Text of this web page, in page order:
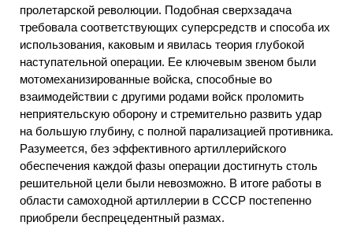
пролетарской революции. Подобная сверхзадача
требовала соответствующих суперсредств и способа их
использования, каковым и явилась теория глубокой
наступательной операции. Ее ключевым звеном были
мотомеханизированные войска, способные во
взаимодействии с другими родами войск проломить
неприятельскую оборону и стремительно развить удар
на большую глубину, с полной парализацией противника.
Разумеется, без эффективного артиллерийского
обеспечения каждой фазы операции достигнуть столь
решительной цели были невозможно. В итоге работы в
области самоходной артиллерии в СССР постепенно
приобрели беспрецедентный размах.